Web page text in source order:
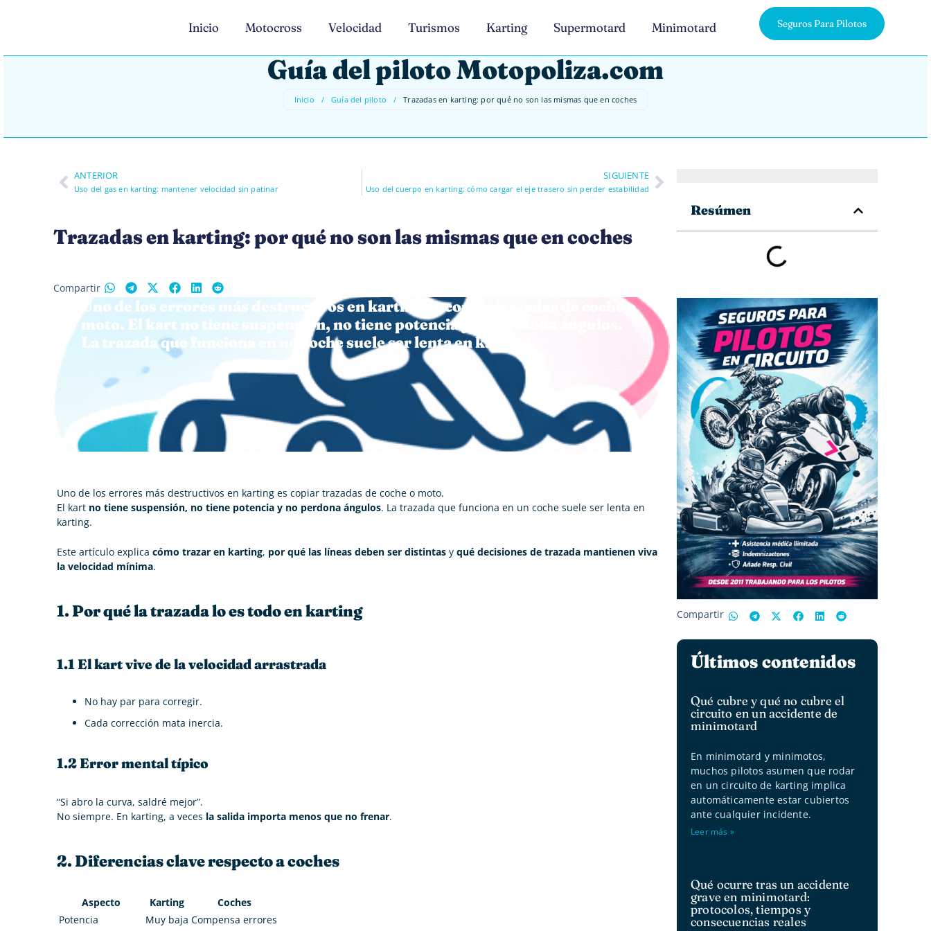
Inicio Motocross Velocidad Turismos Karting Supermotard Minimotard Seguros Para Pilotos
Guía del piloto Motopoliza.com
Inicio / Guía del piloto / Trazadas en karting: por qué no son las mismas que en coches
ANTERIOR
Uso del gas en karting: mantener velocidad sin patinar
SIGUIENTE
Uso del cuerpo en karting: cómo cargar el eje trasero sin perder estabilidad
Trazadas en karting: por qué no son las mismas que en coches
Compartir
Uno de los errores más destructivos en karting es copiar trazadas de coche o
moto. El kart no tiene suspensión, no tiene potencia y no perdona ángulos.
La trazada que funciona en un coche suele ser lenta en karting.
Uno de los errores más destructivos en karting es copiar trazadas de coche o moto.
El kart no tiene suspensión, no tiene potencia y no perdona ángulos. La trazada que funciona en un coche suele ser lenta en
karting.
Este artículo explica cómo trazar en karting, por qué las líneas deben ser distintas y qué decisiones de trazada mantienen viva
la velocidad mínima.
1. Por qué la trazada lo es todo en karting
1.1 El kart vive de la velocidad arrastrada
No hay par para corregir.
Cada corrección mata inercia.
1.2 Error mental típico
“Si abro la curva, saldré mejor”.
No siempre. En karting, a veces la salida importa menos que no frenar.
2. Diferencias clave respecto a coches
Aspecto Karting
Coches
Potencia
Muy baja Compensa errores
Resúmen
Compartir
Últimos contenidos
Qué cubre y qué no cubre el
circuito en un accidente de
minimotard
En minimotard y minimotos,
muchos pilotos asumen que rodar
en un circuito de karting implica
automáticamente estar cubiertos
ante cualquier incidente.
Leer más »
Qué ocurre tras un accidente
grave en minimotard:
protocolos, tiempos y
consecuencias reales